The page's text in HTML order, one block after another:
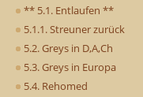
** 5.1. Entlaufen **
5.1.1. Streuner zurück
5.2. Greys in D,A,Ch
5.3. Greys in Europa
5.4. Rehomed